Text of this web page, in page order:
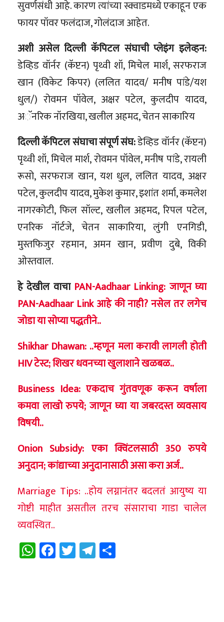
सुवर्णसंधी आहे. कारण त्यांच्या स्क्वाडमध्ये एकाहून एक
फायर पॉवर फलंदाज, गोलंदाज आहेत.
अशी असेल दिल्ली कॅपिटल संघाची प्लेइंग इलेव्हन:
डेव्हिड वॉर्नर (कॅप्टन) पृथ्वी शॉ, मिचेल मार्श, सरफराज
खान (विकेट किपर) (ललित यादव/ मनीष पांडे/यश
धुल/) रोवमन पॉवेल, अक्षर पटेल, कुलदीप यादव,
अॅनरिक नॉरखिया, खलील अहमद, चेतन साकारिय
दिल्ली कॅपिटल संघाचा संपूर्ण संघ:डेव्हिड वॉर्नर (कॅप्टन)
पृथ्वी शॉ, मिचेल मार्श, रोवमन पॉवेल, मनीष पांडे, रायली
रूसो, सरफराज खान, यश धुल, ललित यादव, अक्षर
पटेल, कुलदीप यादव, मुकेश कुमार, इशांत शर्मा, कमलेश
नागरकोटी, फिल सॉल्ट, खलील अहमद, रिपल पटेल,
एनरिक नॉर्टजे, चेतन साकारिया, लुंगी एनगिडी,
मुस्तफिजुर रहमान, अमन खान, प्रवीण दुबे, विकी
ओस्तवाल.
हे देखील वाचा PAN-Aadhaar Linking: जाणून घ्या
PAN-Aadhaar Link आहे की नाही? नसेल तर लगेच
जोडा या सोप्या पद्धतीने..
Shikhar Dhawan: ..म्हणून मला करावी लागली होती
HIV टेस्ट; शिखर धवनच्या खुलाशाने खळबळ..
Business Idea: एकदाच गुंतवणूक करून वर्षाला
कमवा लाखो रुपये; जाणून घ्या या जबरदस्त व्यवसाय
विषयी..
Onion Subsidy: एका क्विंटलसाठी 350 रुपये
अनुदान; कांद्याच्या अनुदानासाठी असा करा अर्ज..
Marriage Tips: ..होय लग्नानंतर बदलतं आयुष्य या
गोष्टी माहीत असतील तरच संसाराचा गाडा चालेल
व्यवस्थित..
WhatsApp
Facebook
TwitterTelegram